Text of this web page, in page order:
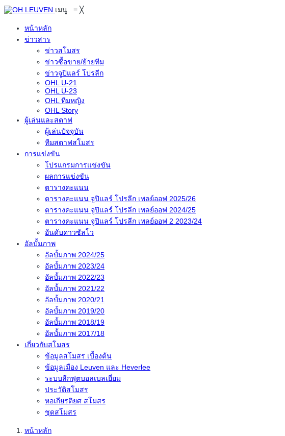
เมนู ≡ ╳
หน้าหลัก
ข่าวสาร
ข่าวสโมสร
ข่าวซื้อขาย/ย้ายทีม
ข่าวจูปิแลร์ โปรลีก
OHL U-21
OHL U-23
OHL ทีมหญิง
OHL Story
ผู้เล่นและสตาฟ
ผู้เล่นปัจจุบัน
ทีมสตาฟสโมสร
การแข่งขัน
โปรแกรมการแข่งขัน
ผลการแข่งขัน
ตารางคะแนน
ตารางคะแนน จูปิแลร์ โปรลีก เพลย์ออฟ 2025/26
ตารางคะแนน จูปิแลร์ โปรลีก เพลย์ออฟ 2024/25
ตารางคะแนน จูปิแลร์ โปรลีก เพลย์ออฟ 2 2023/24
อันดับดาวซัลโว
อัลบั้มภาพ
อัลบั้มภาพ 2024/25
อัลบั้มภาพ 2023/24
อัลบั้มภาพ 2022/23
อัลบั้มภาพ 2021/22
อัลบั้มภาพ 2020/21
อัลบั้มภาพ 2019/20
อัลบั้มภาพ 2018/19
อัลบั้มภาพ 2017/18
เกี่ยวกับสโมสร
ข้อมูลสโมสร เบื้องต้น
ข้อมูลเมือง Leuven และ Heverlee
ระบบลีกฟุตบอลเบลเยี่ยม
ประวัติสโมสร
หอเกียรติยศ สโมสร
ชุดสโมสร
หน้าหลัก